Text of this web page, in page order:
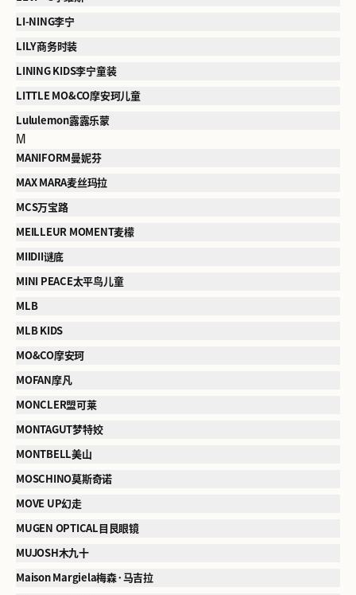
LI-NING李宁
LILY商务时装
LINING KIDS李宁童装
LITTLE MO&CO摩安珂儿童
Lululemon露露乐蒙
M
MANIFORM曼妮芬
MAX MARA麦丝玛拉
MCS万宝路
MEILLEUR MOMENT麦檬
MIIDII谜底
MINI PEACE太平鸟儿童
MLB
MLB KIDS
MO&CO摩安珂
MOFAN摩凡
MONCLER盟可莱
MONTAGUT梦特姣
MONTBELL美山
MOSCHINO莫斯奇诺
MOVE UP幻走
MUGEN OPTICAL目艮眼镜
MUJOSH木九十
Maison Margiela梅森·马吉拉